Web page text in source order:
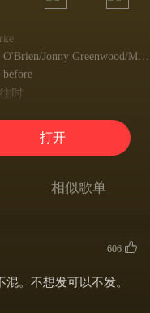
before
时
视
痴
打开
相似歌单
606
。不想发可以不发。